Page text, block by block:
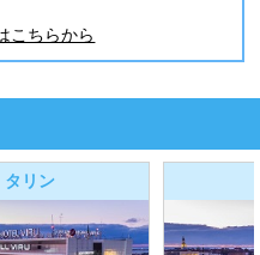
こちらから
タリン